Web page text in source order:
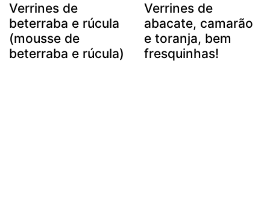
Verrines de
beterraba e rúcula
(mousse de
beterraba e rúcula)
Verrines de
abacate, camarão
e toranja, bem
fresquinhas!